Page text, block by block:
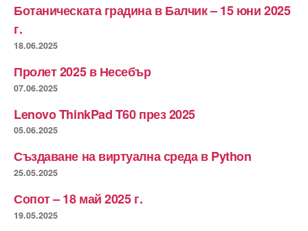
Ботаническата градина в Балчик – 15 юни 2025
г.
18.06.2025
Пролет 2025 в Несебър
07.06.2025
Lenovo ThinkPad T60 през 2025
05.06.2025
Създаване на виртуална среда в Python
25.05.2025
Сопот – 18 май 2025 г.
19.05.2025